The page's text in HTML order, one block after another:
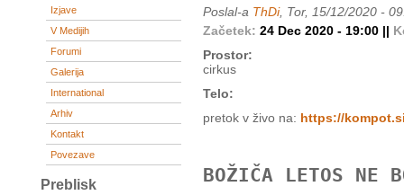
Izjave
V Medijih
Forumi
Galerija
International
Arhiv
Kontakt
Povezave
Preblisk
Poslal-a ThDi, Tor, 15/12/2020 -
Začetek: 24 Dec 2020 - 19:00 ||
Prostor:
cirkus
Telo:
pretok v živo na: https://
BOŽIČA LETOS NE